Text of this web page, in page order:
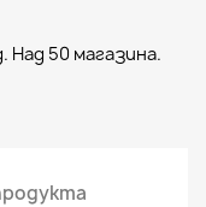
Над 50 магазина.